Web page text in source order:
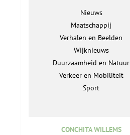
Nieuws
Maatschappij
Verhalen en Beelden
Wijknieuws
Duurzaamheid en Natuur
Verkeer en Mobiliteit
Sport
CONCHITA WILLEMS